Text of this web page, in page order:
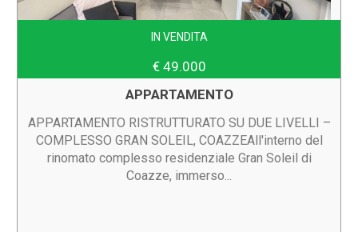
IN VENDITA
€ 49.000
APPARTAMENTO
APPARTAMENTO RISTRUTTURATO SU DUE LIVELLI –
COMPLESSO GRAN SOLEIL, COAZZEAll'interno del
rinomato complesso residenziale Gran Soleil di
Coazze, immerso...